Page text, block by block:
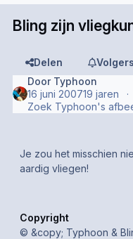
Bling zijn
Delen
Volgers
Door Typhoon
16 juni 200719 jaren
Zoek Typhoon's
Je zou het misschien
aardig vliegen!
Copyright
© &copy; Typhoon &